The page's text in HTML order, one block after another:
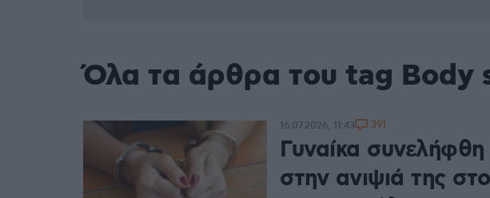
Όλα τα άρθρα του tag Body
Γυναίκα
στην ανιψιά της
16.07.2026, 11:43 391